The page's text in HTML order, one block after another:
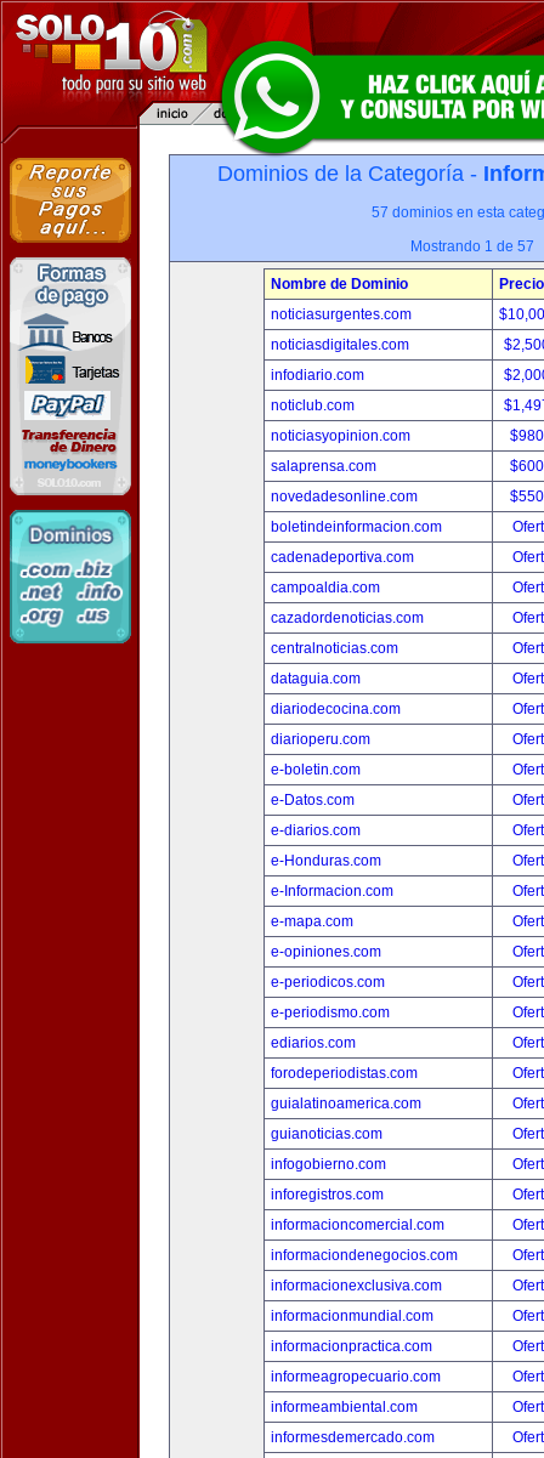
Dominios de la Categoría -
57 dominios en esta
Mostrando 1 de 57
Nombre de Dominio
Precio
noticiasurgentes.com
noticiasdigitales.com
infodiario.com
noticlub.com
noticiasyopinion.com
salaprensa.com
novedadesonline.com
boletindeinformacion.com
cadenadeportiva.com
campoaldia.com
cazadordenoticias.com
centralnoticias.com
dataguia.com
diariodecocina.com
diarioperu.com
e-boletin.com
e-Datos.com
e-diarios.com
e-Honduras.com
e-Informacion.com
e-mapa.com
e-opiniones.com
e-periodicos.com
e-periodismo.com
ediarios.com
forodeperiodistas.com
guialatinoamerica.com
guianoticias.com
infogobierno.com
inforegistros.com
informacioncomercial.com
informaciondenegocios.com
informacionexclusiva.com
informacionmundial.com
informacionpractica.com
informeagropecuario.com
informeambiental.com
informesdemercado.com